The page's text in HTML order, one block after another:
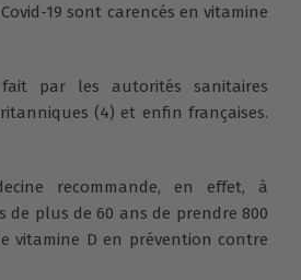
19 sont carencés en vitamine
par les autorités sanitaires
(4) et enfin françaises.
recommande, en effet, à
de plus de 60 ans de prendre 800
vitamine D en prévention contre